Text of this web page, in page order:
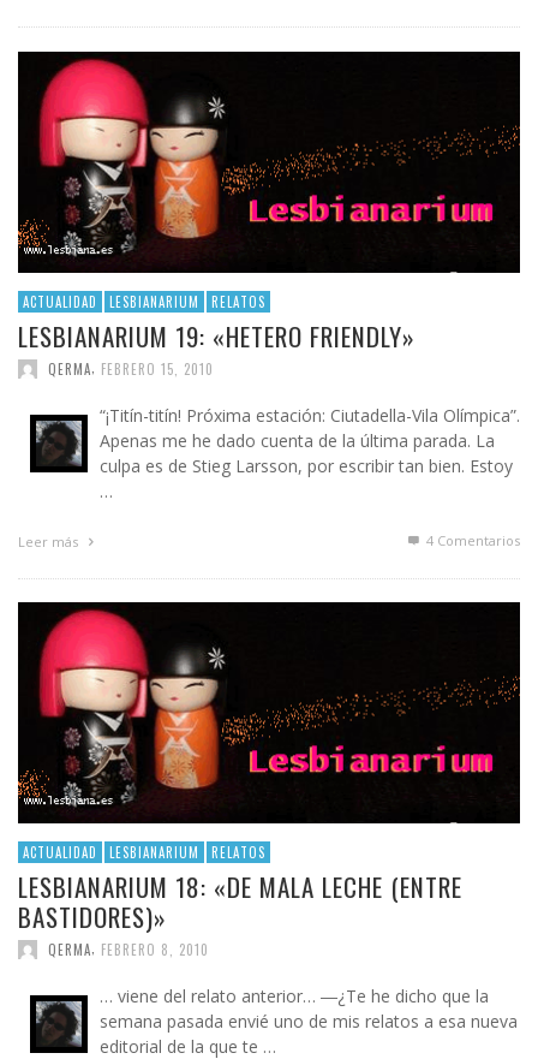
ACTUALIDAD LESBIANARIUM RELATOS
LESBIANARIUM 19: «HETERO FRIENDLY»
QERMA FEBRERO 15, 2010
“¡Titín-titín! Próxima estación: Ciutadella-Vila Olímpica”.
Apenas me he dado cuenta de la última parada. La
culpa es de Stieg Larsson, por escribir tan bien. Estoy
…
Leer más 4 Comentarios
ACTUALIDAD LESBIANARIUM RELATOS
LESBIANARIUM 18: «DE MALA LECHE (ENTRE
BASTIDORES)»
QERMA FEBRERO 8, 2010
… viene del relato anterior… ―¿Te he dicho que la
semana pasada envié uno de mis relatos a esa nueva
editorial de la que te …